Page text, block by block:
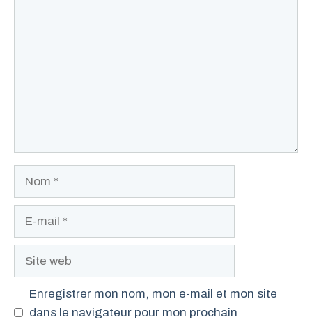
Site
Enregistrer mon nom, mon e-mail et mon site
dans le navigateur pour mon prochain